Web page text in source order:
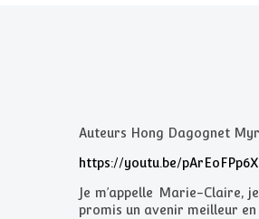
Auteurs Hong Dagognet
https://youtu.be/
Je m’appelle Marie-Claire,
promis un avenir meilleur en